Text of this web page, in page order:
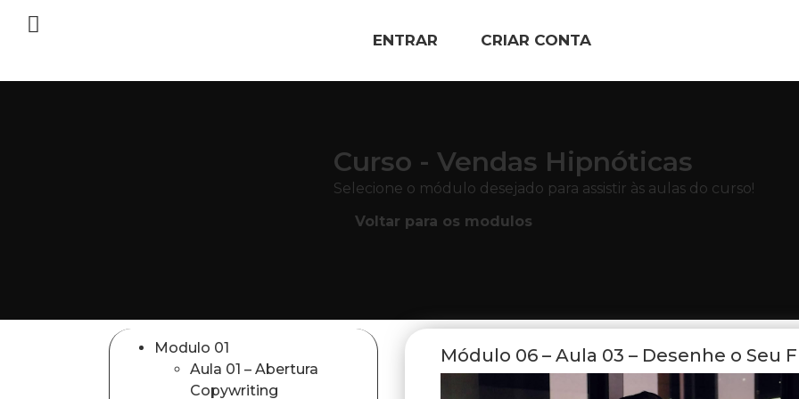
ENTRAR CRIAR CONTA
Curso - Vendas Hipnóticas
Selecione o módulo desejado para assistir às aulas do curso!
Voltar para os modulos
Modulo 01
Aula 01 – Abertura
Copywriting
Módulo 06 – Aula 03 – Desenhe o Seu